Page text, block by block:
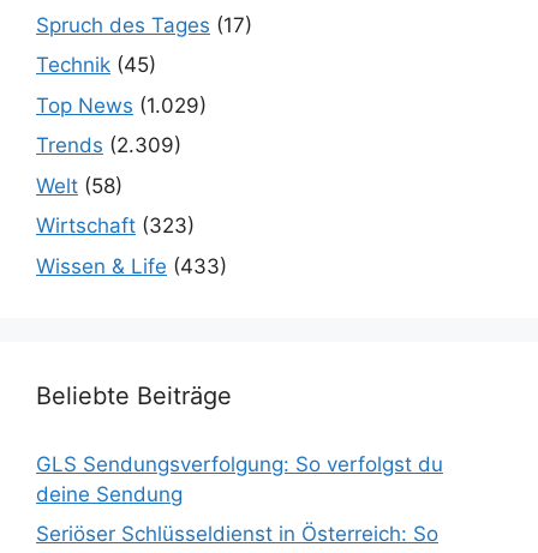
Spruch des Tages (17)
Technik (45)
Top News (1.029)
Trends (2.309)
Welt (58)
Wirtschaft (323)
Wissen & Life (433)
Beliebte Beiträge
GLS Sendungsverfolgung: So verfolgst du
deine Sendung
Seriöser Schlüsseldienst in Österreich: So